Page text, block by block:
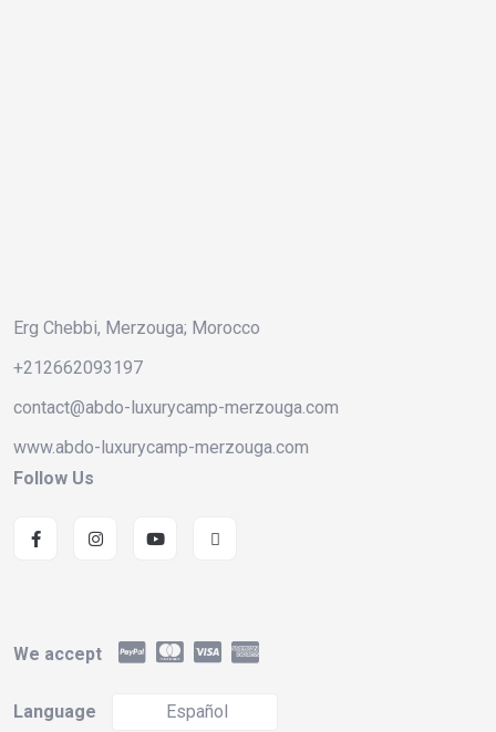
Erg Chebbi, Merzouga; Morocco
+212662093197
contact@abdo-luxurycamp-merzouga.com
www.abdo-luxurycamp-merzouga.com
Follow Us
We accept
Language Español